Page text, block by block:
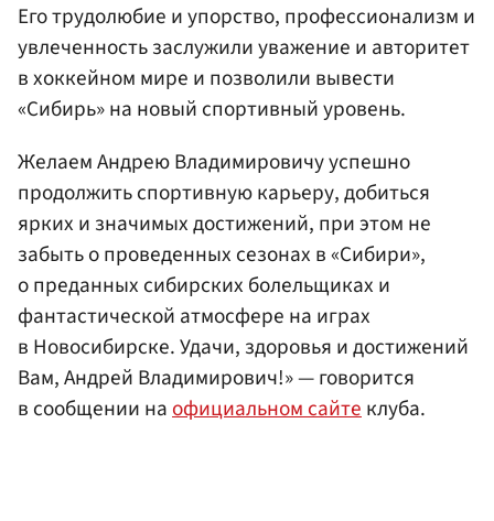
Его трудолюбие и упорство, профессионализм и
увлеченность заслужили уважение и авторитет
в хоккейном мире и позволили вывести
«Сибирь» на новый спортивный уровень.
Желаем Андрею Владимировичу успешно
продолжить спортивную карьеру, добиться
ярких и значимых достижений, при этом не
забыть о проведенных сезонах в «Сибири»,
о преданных сибирских болельщиках и
фантастической атмосфере на играх
в Новосибирске. Удачи, здоровья и достижений
Вам, Андрей Владимирович!» — говорится
в сообщении на официальном сайте клуба.